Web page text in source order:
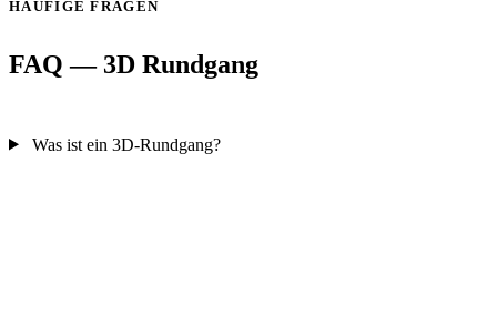
HÄUFIGE FRAGEN
FAQ — 3D Rundgang
Was ist ein 3D-Rundgang?